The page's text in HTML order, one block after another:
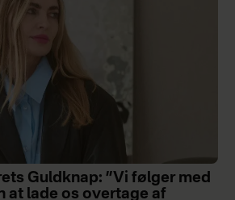
Guldknap: ”Vi følger med
at lade os overtage af